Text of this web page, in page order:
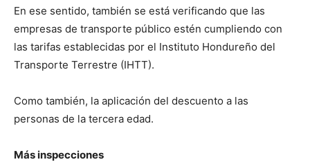
En ese sentido, también se está verificando que las
empresas de transporte público estén cumpliendo con
las tarifas establecidas por el Instituto Hondureño del
Transporte Terrestre (IHTT).
Como también, la aplicación del descuento a las
personas de la tercera edad.
Más inspecciones